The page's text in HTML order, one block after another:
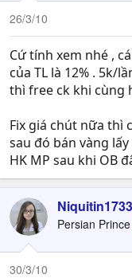
26/3/10
Cứ tính xem nhé ,
của TL là 12% . 5k/
thì free ck khi cùng
Fix giá chút nữa thì
sau đó bán vàng
HK MP sau khi OB
Persian Prince
30/3/10